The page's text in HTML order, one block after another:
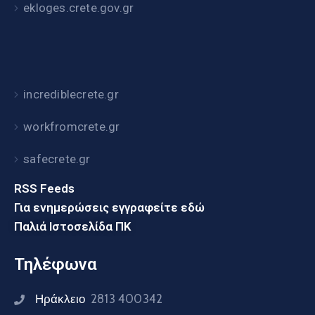
ekloges.crete.gov.gr
incrediblecrete.gr
workfromcrete.gr
safecrete.gr
RSS Feeds
Για ενημερώσεις εγγραφείτε εδώ
Παλιά Ιστοσελίδα ΠΚ
Τηλέφωνα
Ηράκλειο 2813 400342